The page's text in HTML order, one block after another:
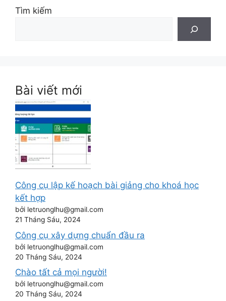
Tìm kiếm
Bài viết mới
Công cụ lập kế hoạch bài giảng cho khoá học
kết hợp
bởi letruonglhu@gmail.com
21 Tháng Sáu, 2024
Công cụ xây dựng chuẩn đầu ra
bởi letruonglhu@gmail.com
20 Tháng Sáu, 2024
Chào tất cả mọi người!
bởi letruonglhu@gmail.com
20 Tháng Sáu, 2024